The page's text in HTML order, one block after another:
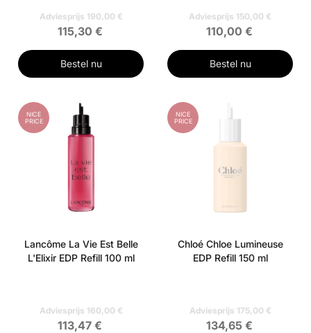
Adviesprijs 190,00 €
115,30 €
Bestel nu
Adviesprijs 150,00 €
110,00 €
Bestel nu
NICE
PRICE
Lancôme La Vie Est Belle
L'Elixir EDP Refill 100 ml
Adviesprijs 160,00 €
113,47 €
NICE
PRICE
Chloé Chloe Lumineuse
EDP Refill 150 ml
Adviesprijs 175,00 €
134,65 €